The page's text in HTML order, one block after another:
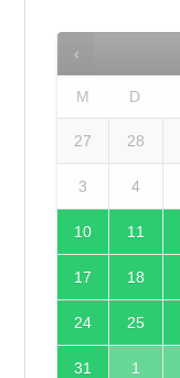
M D
27 28
3 4
10 11
17 18
24 25
31 1